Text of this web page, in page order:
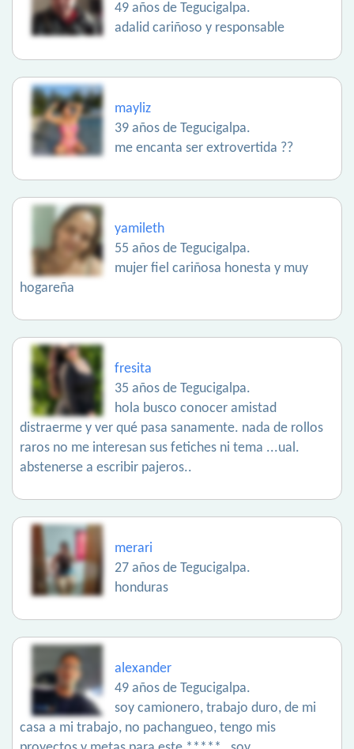
49 años de Tegucigalpa.
adalid cariñoso y responsable
mayliz
39 años de Tegucigalpa.
me encanta ser extrovertida ??
yamileth
55 años de Tegucigalpa.
mujer fiel cariñosa honesta y muy
hogareña
fresita
35 años de Tegucigalpa.
hola busco conocer amistad
distraerme y ver qué pasa sanamente. nada de rollos
raros no me interesan sus fetiches ni tema ...ual.
abstenerse a escribir pajeros..
merari
27 años de Tegucigalpa.
honduras
alexander
49 años de Tegucigalpa.
soy camionero, trabajo duro, de mi
casa a mi trabajo, no pachangueo, tengo mis